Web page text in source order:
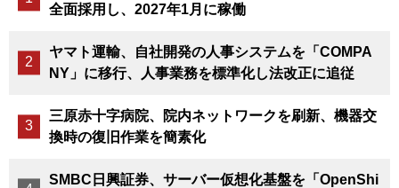
全面採用し、2027年1月に稼働
ヤマト運輸、自社開発の人事システムを「COMPA
NY」に移行、人事業務を標準化し法改正に追従
三原赤十字病院、院内ネットワークを刷新、機器交
換時の復旧作業を簡素化
SMBC日興証券、サーバー仮想化基盤を「OpenShi